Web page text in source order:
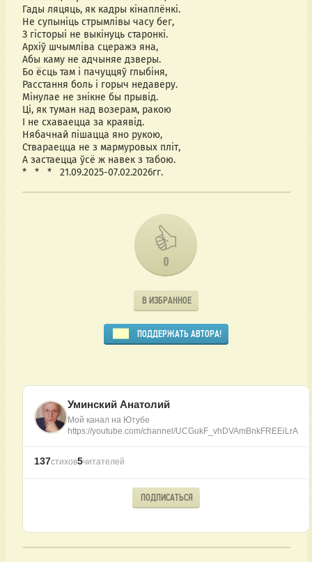
Гады ляцяць, як кадры кінаплёнкі.
Не супыніць стрымлівы часу бег,
З гісторыі не выкінуць старонкі.
Архіў шчымліва сцеражэ яна,
Абы каму не адчыняе дзверы.
Бо ёсць там і пачуццяў глыбіня,
Расстання боль і горыч недаверу.
Мінулае не знікне бы прывід.
Ці, як туман над возерам, ракою
І не схаваецца за краявід.
Нябачнай пішацца яно рукою,
Ствараецца не з мармуровых пліт,
А застаецца ўсё ж навек з табою.
*   *   *   21.09.2025-07.02.2026гг.
0
В ИЗБРАННОЕ
ПОДДЕРЖАТЬ АВТОРА!
Уминский Анатолий
Мой канал на Ютубе
https://youtube.com/channel/UCGukF_vhDVAmBnkFREEiLrA
137стихов5читателей
ПОДПИСАТЬСЯ